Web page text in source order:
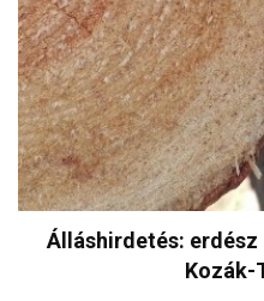
Álláshirdetés:
Kozák-